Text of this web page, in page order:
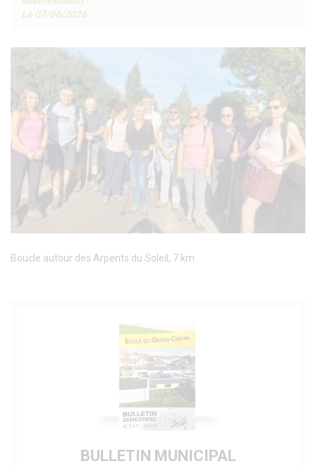
Le 07/06/2026
Boucle autour des Arpents du Soleil, 7 km
BULLETIN MUNICIPAL